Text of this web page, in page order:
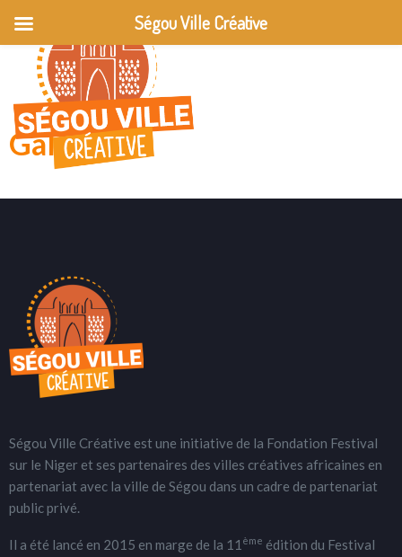
Galerie
Ségou Ville Créative est une initiative de la Fondation Festival
sur le Niger et ses partenaires des villes créatives africaines en
partenariat avec la ville de Ségou dans un cadre de partenariat
public privé.
Il a été lancé en 2015 en marge de la 11 ème édition du Festival
Ségou Ville Créative